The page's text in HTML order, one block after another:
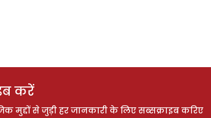
करें
मुद्दों से जुड़ी हर जानकारी के लिए सब्सक्राइब करिए